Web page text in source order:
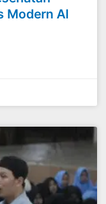
Modern Al